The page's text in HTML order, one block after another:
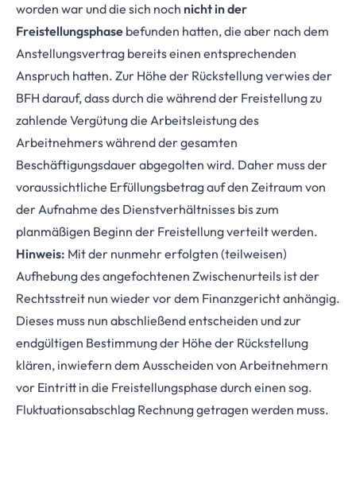
worden war und die sich noch nicht in der
Freistellungsphase befunden hatten, die aber nach dem
Anstellungsvertrag bereits einen entsprechenden
Anspruch hatten. Zur Höhe der Rückstellung verwies der
BFH darauf, dass durch die während der Freistellung zu
zahlende Vergütung die Arbeitsleistung des
Arbeitnehmers während der gesamten
Beschäftigungsdauer abgegolten wird. Daher muss der
voraussichtliche Erfüllungsbetrag auf den Zeitraum von
der Aufnahme des Dienstverhältnisses bis zum
planmäßigen Beginn der Freistellung verteilt werden.
Hinweis: Mit der nunmehr erfolgten (teilweisen)
Aufhebung des angefochtenen Zwischenurteils ist der
Rechtsstreit nun wieder vor dem Finanzgericht anhängig.
Dieses muss nun abschließend entscheiden und zur
endgültigen Bestimmung der Höhe der Rückstellung
klären, inwiefern dem Ausscheiden von Arbeitnehmern
vor Eintritt in die Freistellungsphase durch einen sog.
Fluktuationsabschlag Rechnung getragen werden muss.